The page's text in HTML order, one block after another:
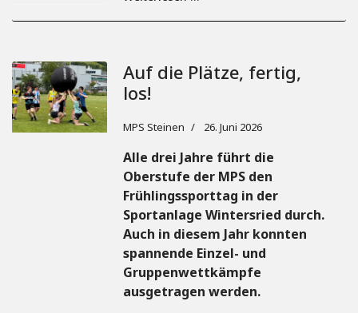
Auf die Plätze, fertig,
los!
MPS Steinen 26. Juni 2026
Alle drei Jahre führt die
Oberstufe der MPS den
Frühlingssporttag in der
Sportanlage Wintersried durch.
Auch in diesem Jahr konnten
spannende Einzel- und
Gruppenwettkämpfe
ausgetragen werden.